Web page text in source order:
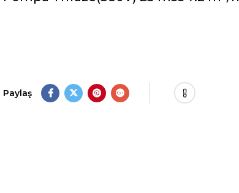
Paylaş